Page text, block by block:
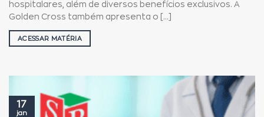
hospitalares, além de diversos benefícios exclusivos. A
Golden Cross também apresenta o [...]
ACESSAR MATÉRIA
17
jan